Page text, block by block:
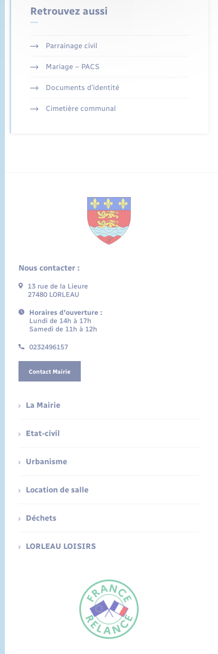
Retrouvez aussi
Parrainage civil
Mariage – PACS
Documents d’identité
Cimetière communal
Nous contacter :
13 rue de la Lieure
27480 LORLEAU
Horaires d'ouverture :
Lundi de 14h à 17h
Samedi de 11h à 12h
0232496157
Contact Mairie
La Mairie
Etat-civil
Urbanisme
Location de salle
Déchets
LORLEAU LOISIRS